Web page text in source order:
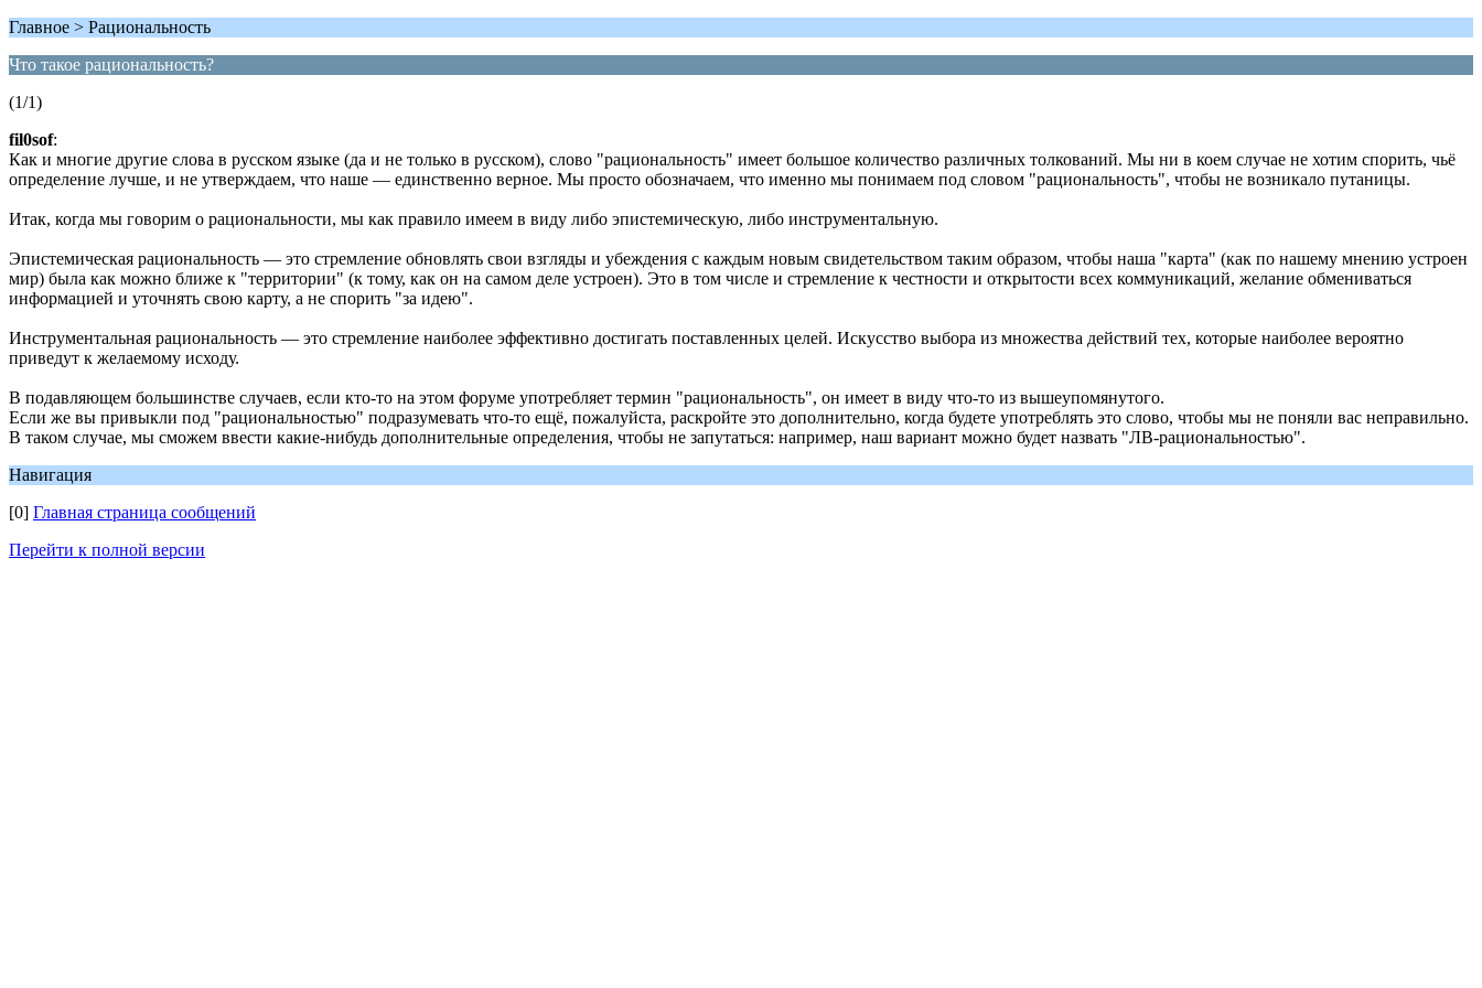
Главное > Рациональность
Что такое рациональность?
(1/1)
fil0sof:
Как и многие другие слова в русском языке (да и не только в русском), слово "рациональность" имеет большое количество различных толкований. Мы ни в коем случае не хотим спорить, чьё
определение лучше, и не утверждаем, что наше — единственно верное. Мы просто обозначаем, что именно мы понимаем под словом "рациональность", чтобы не возникало путаницы.
Итак, когда мы говорим о рациональности, мы как правило имеем в виду либо эпистемическую, либо инструментальную.
Эпистемическая рациональность — это стремление обновлять свои взгляды и убеждения с каждым новым свидетельством таким образом, чтобы наша "карта" (как по нашему мнению устроен
мир) была как можно ближе к "территории" (к тому, как он на самом деле устроен). Это в том числе и стремление к честности и открытости всех коммуникаций, желание обмениваться
информацией и уточнять свою карту, а не спорить "за идею".
Инструментальная рациональность — это стремление наиболее эффективно достигать поставленных целей. Искусство выбора из множества действий тех, которые наиболее вероятно
приведут к желаемому исходу.
В подавляющем большинстве случаев, если кто-то на этом форуме употребляет термин "рациональность", он имеет в виду что-то из вышеупомянутого.
Если же вы привыкли под "рациональностью" подразумевать что-то ещё, пожалуйста, раскройте это дополнительно, когда будете употреблять это слово, чтобы мы не поняли вас неправильно.
В таком случае, мы сможем ввести какие-нибудь дополнительные определения, чтобы не запутаться: например, наш вариант можно будет назвать "ЛВ-рациональностью".
Навигация
[0] Главная страница сообщений
Перейти к полной версии